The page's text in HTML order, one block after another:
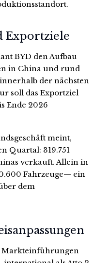
Exportziele
BYD den Aufbau
in China und rund
der nächsten
soll das Exportziel
Ende 2026
meint,
Quartal: 319.751
verkauft. Allein in
Fahrzeuge— ein
dem
Markteinführungen